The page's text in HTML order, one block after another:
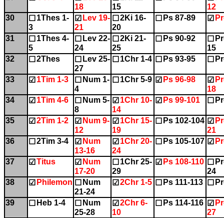
18
15
12
30
☐ 1Thes 1-
3
☑ Lev 19-
21
☐ 2Ki 16-
20
☐ Ps 87-89 ☑
31 ☐ 1Thes 4-
5
☐ Lev 22-
24
☐ 2Ki 21-
25
☐ Ps 90-92 ☐
15
32
☐ 2Thes ☐ Lev 25-
27
☐ 1Chr 1-4 ☐ Ps 93-95 ☐
33 ☑ 1Tim 1-3 ☐ Num 1-
4
☐ 1Chr 5-9 ☑ Ps 96-98 ☑
18
34
☑ 1Tim 4-6 ☐ Num 5-
8
☑ 1Chr 10-
14
☑ Ps 99-101 ☐
35 ☑ 2Tim 1-2 ☑ Num 9-
12
☑ 1Chr 15-
19
☐ Ps 102-104 ☑
21
36
☐ 2Tim 3-4 ☑ Num
13-16
☑ 1Chr 20-
24
☐ Ps 105-107 ☑
37 ☑ Titus ☑ Num
17-20
☐ 1Chr 25-
29
☑ Ps 108-110 ☐
24
38
☑ Philemon ☐ Num
21-24
☑ 2Chr 1-5 ☐ Ps 111-113 ☐
39 ☐ Heb 1-4 ☐ Num
25-28
☑ 2Chr 6-
10
☐ Ps 114-116 ☑
27